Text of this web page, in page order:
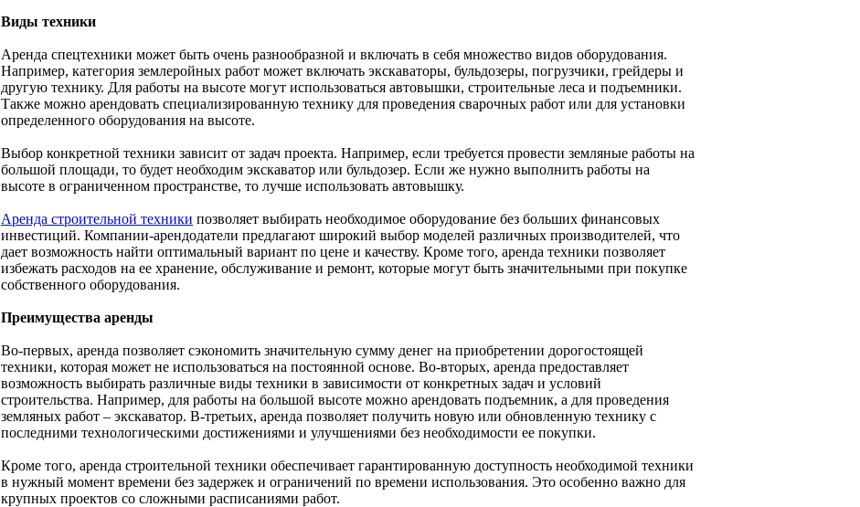
Виды техники
Аренда спецтехники может быть очень разнообразной и включать в себя множество видов оборудования.
Например, категория землеройных работ может включать экскаваторы, бульдозеры, погрузчики, грейдеры и
другую технику. Для работы на высоте могут использоваться автовышки, строительные леса и подъемники.
Также можно арендовать специализированную технику для проведения сварочных работ или для установки
определенного оборудования на высоте.
Выбор конкретной техники зависит от задач проекта. Например, если требуется провести земляные работы на
большой площади, то будет необходим экскаватор или бульдозер. Если же нужно выполнить работы на
высоте в ограниченном пространстве, то лучше использовать автовышку.
Аренда строительной техники позволяет выбирать необходимое оборудование без больших финансовых
инвестиций. Компании-арендодатели предлагают широкий выбор моделей различных производителей, что
дает возможность найти оптимальный вариант по цене и качеству. Кроме того, аренда техники позволяет
избежать расходов на ее хранение, обслуживание и ремонт, которые могут быть значительными при покупке
собственного оборудования.
Преимущества аренды
Во-первых, аренда позволяет сэкономить значительную сумму денег на приобретении дорогостоящей
техники, которая может не использоваться на постоянной основе. Во-вторых, аренда предоставляет
возможность выбирать различные виды техники в зависимости от конкретных задач и условий
строительства. Например, для работы на большой высоте можно арендовать подъемник, а для проведения
земляных работ – экскаватор. В-третьих, аренда позволяет получить новую или обновленную технику с
последними технологическими достижениями и улучшениями без необходимости ее покупки.
Кроме того, аренда строительной техники обеспечивает гарантированную доступность необходимой техники
в нужный момент времени без задержек и ограничений по времени использования. Это особенно важно для
крупных проектов со сложными расписаниями работ.